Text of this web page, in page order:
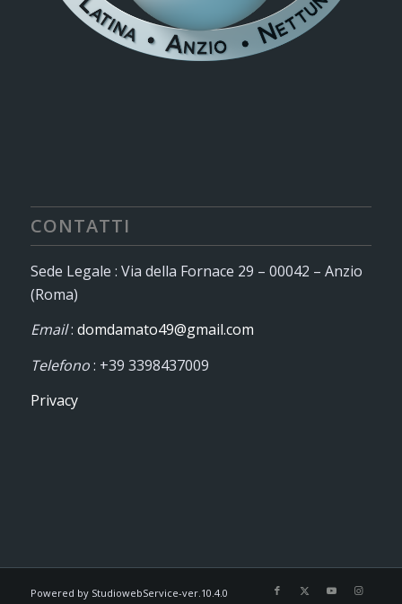
CONTATTI
Sede Legale : Via della Fornace 29 – 00042 – Anzio
(Roma)
Email: domdamato49@gmail.com
Telefono: +39 3398437009
Privacy
Powered by StudiowebService-ver.10.4.0